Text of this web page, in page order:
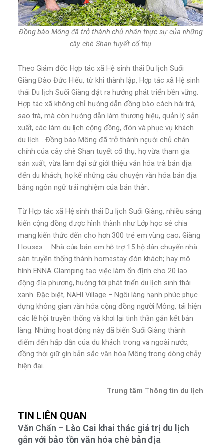
Đồng bào Mông đã trở thành chủ nhân thực sự của những
cây chè Shan tuyết cổ thụ
Theo Giám đốc Hợp tác xã Hệ sinh thái Du lịch Suối
Giàng Đào Đức Hiếu, từ khi thành lập, Hợp tác xã Hệ sinh
thái Du lịch Suối Giàng đặt ra hướng phát triển bền vững.
Hợp tác xã không chỉ hướng dẫn đồng bào cách hái trà,
sao trà, mà còn hướng dẫn làm thương hiệu, quản lý sản
xuất, các làm du lịch cộng đồng, đón và phục vụ khách
du lịch… Đồng bào Mông đã trở thành người chủ chân
chính của cây chè Shan tuyết cổ thụ, họ vừa tham gia
sản xuất, vừa làm đại sứ giới thiệu văn hóa trà bản địa
đến du khách, họ kể những câu chuyện văn hóa bản địa
bằng ngôn ngữ trải nghiệm của bản thân.
Từ Hợp tác xã Hệ sinh thái Du lịch Suối Giàng, nhiều sáng
kiến cộng đồng được hình thành như Lớp học sẻ chia
mang kiến thức đến cho hơn 300 trẻ em vùng cao; Giàng
Houses – Nhà của bản em hỗ trợ 15 hộ dân chuyển nhà
sàn truyền thống thành homestay đón khách; hay mô
hình ENNA Glamping tạo việc làm ổn định cho 20 lao
động địa phương, hướng tới phát triển du lịch sinh thái
xanh. Đặc biệt, NAHI Village – Ngôi làng hạnh phúc phục
dựng không gian văn hóa cộng đồng người Mông, tái hiện
các lễ hội truyền thống và khơi lại tinh thần gắn kết bản
làng. Những hoạt động này đã biến Suối Giàng thành
điểm đến hấp dẫn của du khách trong và ngoài nước,
đồng thời giữ gìn bản sắc văn hóa Mông trong dòng chảy
hiện đại.
Trung tâm Thông tin du lịch
TIN LIÊN QUAN
Văn Chấn – Lào Cai khai thác giá trị du lịch
gắn với bảo tồn văn hóa chè bản địa